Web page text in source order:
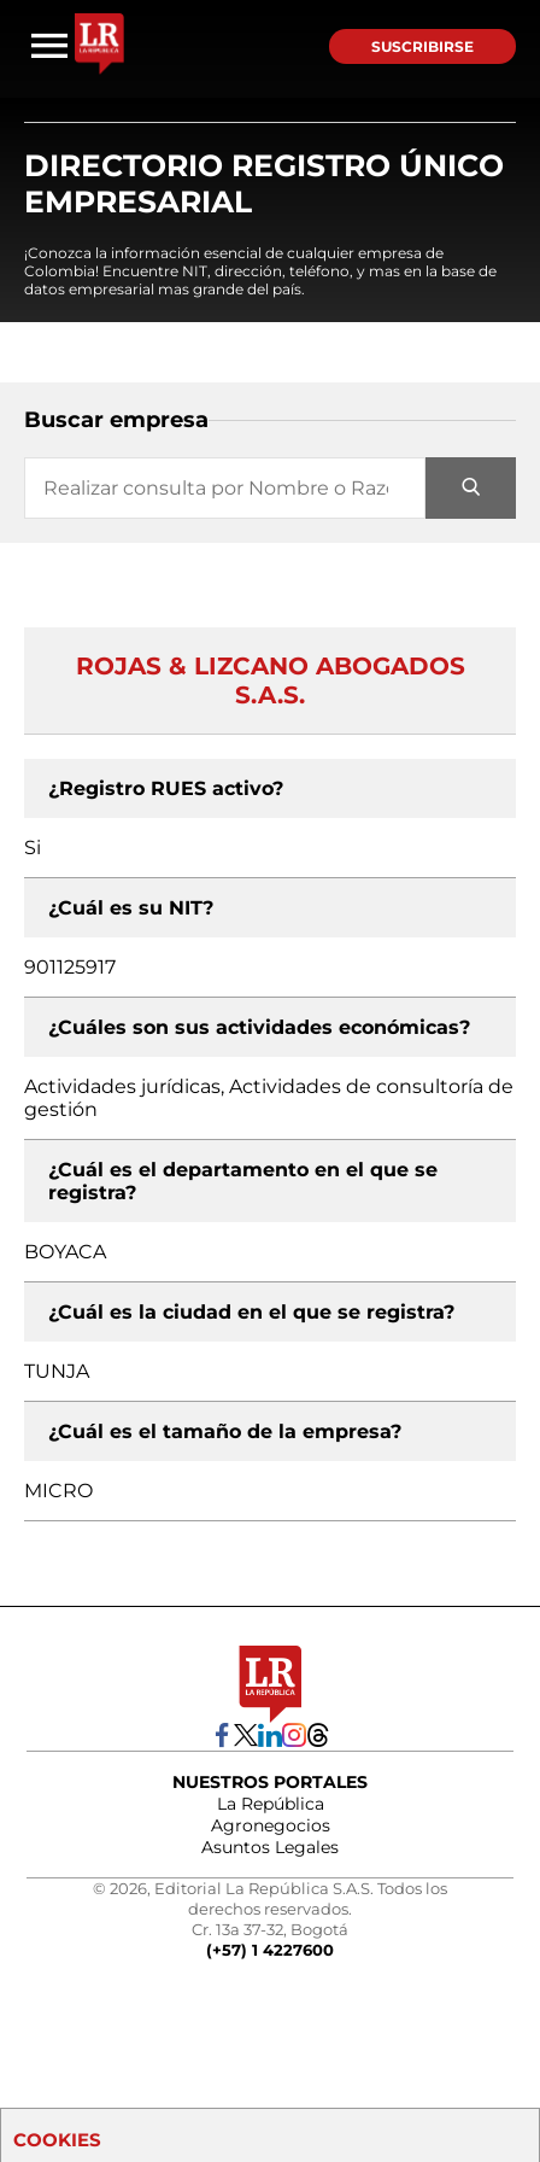
SUSCRIBIRSE
DIRECTORIO REGISTRO ÚNICO
EMPRESARIAL
¡Conozca la información esencial de cualquier empresa de
Colombia! Encuentre NIT, dirección, teléfono, y mas en la base de
datos empresarial mas grande del país.
Buscar empresa
ROJAS & LIZCANO ABOGADOS
S.A.S.
¿Registro RUES activo?
Si
¿Cuál es su NIT?
901125917
¿Cuáles son sus actividades económicas?
Actividades jurídicas, Actividades de consultoría de
gestión
¿Cuál es el departamento en el que se
registra?
BOYACA
¿Cuál es la ciudad en el que se registra?
TUNJA
¿Cuál es el tamaño de la empresa?
MICRO
NUESTROS PORTALES
La República
Agronegocios
Asuntos Legales
© 2026, Editorial La República S.A.S. Todos los
derechos reservados.
Cr. 13a 37-32, Bogotá
(+57) 1 4227600
COOKIES